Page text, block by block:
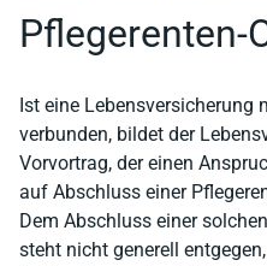
Pflegerenten-
Ist eine Lebensversicherung
verbunden, bildet der
Vorvortrag, der einen
auf Abschluss einer
Dem Abschluss einer
steht nicht generell